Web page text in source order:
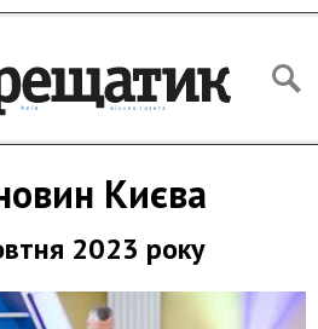
Києва
2023 року